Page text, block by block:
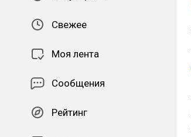
Свежее
Моя лента
Сообщения
Рейтинг